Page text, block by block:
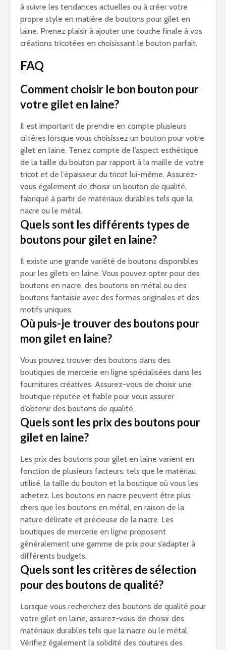
à suivre les tendances actuelles ou à créer votre
propre style en matière de boutons pour gilet en
laine. Prenez plaisir à ajouter une touche finale à vos
créations tricotées en choisissant le bouton parfait.
FAQ
Comment choisir le bon bouton pour
votre gilet en laine?
Il est important de prendre en compte plusieurs
critères lorsque vous choisissez un bouton pour votre
gilet en laine. Tenez compte de l’aspect esthétique,
de la taille du bouton par rapport à la maille de votre
tricot et de l’épaisseur du tricot lui-même. Assurez-
vous également de choisir un bouton de qualité,
fabriqué à partir de matériaux durables tels que la
nacre ou le métal.
Quels sont les différents types de
boutons pour gilet en laine?
Il existe une grande variété de boutons disponibles
pour les gilets en laine. Vous pouvez opter pour des
boutons en nacre, des boutons en métal ou des
boutons fantaisie avec des formes originales et des
motifs uniques.
Où puis-je trouver des boutons pour
mon gilet en laine?
Vous pouvez trouver des boutons dans des
boutiques de mercerie en ligne spécialisées dans les
fournitures créatives. Assurez-vous de choisir une
boutique réputée et fiable pour vous assurer
d’obtenir des boutons de qualité.
Quels sont les prix des boutons pour
gilet en laine?
Les prix des boutons pour gilet en laine varient en
fonction de plusieurs facteurs, tels que le matériau
utilisé, la taille du bouton et la boutique où vous les
achetez. Les boutons en nacre peuvent être plus
chers que les boutons en métal, en raison de la
nature délicate et précieuse de la nacre. Les
boutiques de mercerie en ligne proposent
généralement une gamme de prix pour s’adapter à
différents budgets.
Quels sont les critères de sélection
pour des boutons de qualité?
Lorsque vous recherchez des boutons de qualité pour
votre gilet en laine, assurez-vous de choisir des
matériaux durables tels que la nacre ou le métal.
Vérifiez également la solidité des coutures des